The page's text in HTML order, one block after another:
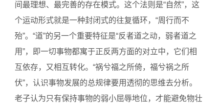
间最理想、最完善的存在模式。这个法则是“自然”，这
个运动形式就是一种封闭式的往复循环，“周行而不
殆”。“道”的另一个重要特征是“反者道之动，弱者道之
用”，即一切事物都寓于正反两方面的对立中，它们相
互依存，又相互转化。“祸兮福之所倚，福兮祸之所
伏”，认识事物发展的总规律要用透彻的思维去分析。
老子认为只有保持事物的弱小屈辱地位，才能避免物壮